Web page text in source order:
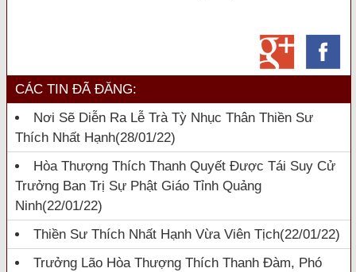
CÁC TIN ĐÃ ĐĂNG:
Nơi Sẽ Diễn Ra Lễ Trà Tỳ Nhục Thân Thiền Sư
Thích Nhất Hạnh(28/01/22)
Hòa Thượng Thích Thanh Quyết Được Tái Suy Cử
Trưởng Ban Trị Sự Phật Giáo Tỉnh Quảng
Ninh(22/01/22)
Thiền Sư Thích Nhất Hạnh Vừa Viên Tịch(22/01/22)
Trưởng Lão Hòa Thượng Thích Thanh Đàm, Phó